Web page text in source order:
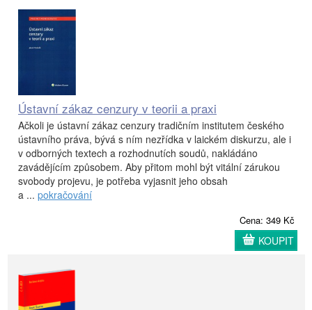
Ústavní zákaz cenzury v teorii a praxi
Ačkoli je ústavní zákaz cenzury tradičním institutem českého
ústavního práva, bývá s ním nezřídka v laickém diskurzu, ale i
v odborných textech a rozhodnutích soudů, nakládáno
zavádějícím způsobem. Aby přitom mohl být vitální zárukou
svobody projevu, je potřeba vyjasnit jeho obsah
a ... pokračování
Cena: 349 Kč
KOUPIT